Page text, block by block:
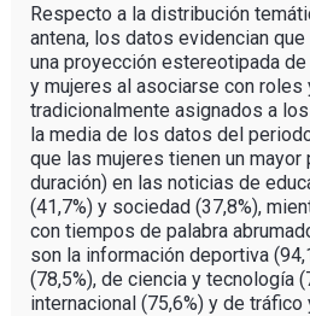
Respecto a la distribución
antena, los datos evidencian
una proyección estereotipada
y mujeres al asociarse con roles
tradicionalmente asignados a
la media de los datos del
que las mujeres tienen un mayor
duración) en las noticias de
(41,7%) y sociedad (37,8%),
con tiempos de palabra
son la información deportiva
(78,5%), de ciencia y tecnología
internacional (75,6%) y de